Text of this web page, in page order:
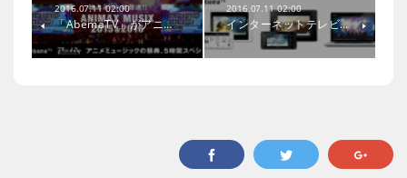
2016.07.11 02:00
「AbemaTV」がアニ…
2016.07.11 02:00
インターネットテレビ…